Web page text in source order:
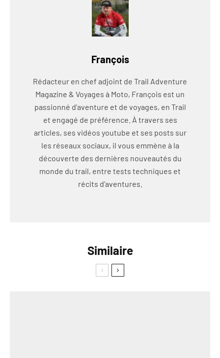
François
Rédacteur en chef adjoint de Trail Adventure
Magazine & Voyages à Moto, François est un
passionné d'aventure et de voyages, en Trail
et engagé de préférence. À travers ses
articles, ses vidéos youtube et ses posts sur
les réseaux sociaux, il vous emmène à la
découverte des dernières nouveautés du
monde du trail, entre tests techniques et
récits d'aventures.
Similaire